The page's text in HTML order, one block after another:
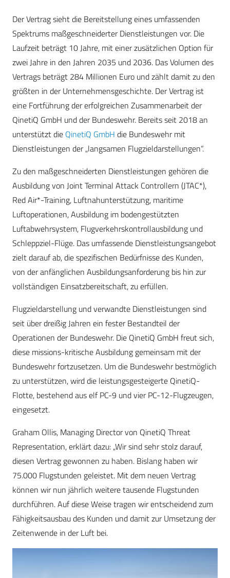
Der Vertrag sieht die Bereitstellung eines umfassenden
Spektrums maßgeschneiderter Dienstleistungen vor. Die
Laufzeit beträgt 10 Jahre, mit einer zusätzlichen Option für
zwei Jahre in den Jahren 2035 und 2036. Das Volumen des
Vertrags beträgt 284 Millionen Euro und zählt damit zu den
größten in der Unternehmensgeschichte. Der Vertrag ist
eine Fortführung der erfolgreichen Zusammenarbeit der
QinetiQ GmbH und der Bundeswehr. Bereits seit 2018 an
unterstützt die QinetiQ GmbH die Bundeswehr mit
Dienstleistungen der „langsamen Flugzieldarstellungen“.
Zu den maßgeschneiderten Dienstleistungen gehören die
Ausbildung von Joint Terminal Attack Controllern (JTAC*),
Red Air*-Training, Luftnahunterstützung, maritime
Luftoperationen, Ausbildung im bodengestützten
Luftabwehrsystem, Flugverkehrskontrollausbildung und
Schleppziel-Flüge. Das umfassende Dienstleistungsangebot
zielt darauf ab, die spezifischen Bedürfnisse des Kunden,
von der anfänglichen Ausbildungsanforderung bis hin zur
vollständigen Einsatzbereitschaft, zu erfüllen.
Flugzieldarstellung und verwandte Dienstleistungen sind
seit über dreißig Jahren ein fester Bestandteil der
Operationen der Bundeswehr. Die QinetiQ GmbH freut sich,
diese missions-kritische Ausbildung gemeinsam mit der
Bundeswehr fortzusetzen. Um die Bundeswehr bestmöglich
zu unterstützen, wird die leistungsgesteigerte QinetiQ-
Flotte, bestehend aus elf PC-9 und vier PC-12-Flugzeugen,
eingesetzt.
Graham Ollis, Managing Director von QinetiQ Threat
Representation, erklärt dazu: „Wir sind sehr stolz darauf,
diesen Vertrag gewonnen zu haben. Bislang haben wir
75.000 Flugstunden geleistet. Mit dem neuen Vertrag
können wir nun jährlich weitere tausende Flugstunden
durchführen. Auf diese Weise tragen wir entscheidend zum
Fähigkeitsausbau des Kunden und damit zur Umsetzung der
Zeitenwende in der Luft bei.